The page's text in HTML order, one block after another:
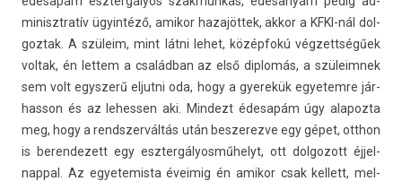
minisztratív ügyintéző, amikor hazajöttek, akkor a KFKI-nál dol­
goztak. A szüleim, mint látni lehet, középfokú vég­zettségűek
vol­tak, én let­tem a családban az első di­plomás, a szüleim­nek
sem volt egysz­erű el­jutni oda, hogy a gyerekük egyetem­re jár­
hasson és az lehess­en aki. Min­dezt édesapám úgy al­apoz­ta
meg, hogy a re­ndszer­váltás után be­szerez­ve egy gépet, otthon
is be­ren­dezett egy eszter­gályos­műhelyt, ott dol­gozott éjjel-
nappal. Az egyetemis­ta éveimig én amikor csak kel­lett, mel­